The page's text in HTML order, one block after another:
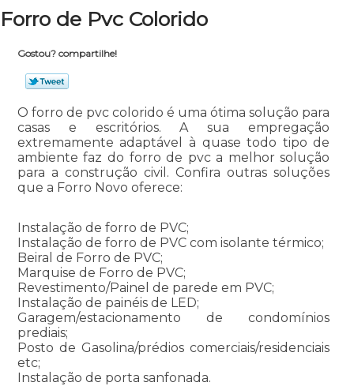
Forro de Pvc Colorido
Gostou? compartilhe!
O forro de pvc colorido é uma ótima solução para
casas e escritórios. A sua empregação
extremamente adaptável à quase todo tipo de
ambiente faz do forro de pvc a melhor solução
para a construção civil. Confira outras soluções
que a Forro Novo oferece:
Instalação de forro de PVC;
Instalação de forro de PVC com isolante térmico;
Beiral de Forro de PVC;
Marquise de Forro de PVC;
Revestimento/Painel de parede em PVC;
Instalação de painéis de LED;
Garagem/estacionamento de condomínios
prediais;
Posto de Gasolina/prédios comerciais/residenciais
etc;
Instalação de porta sanfonada.